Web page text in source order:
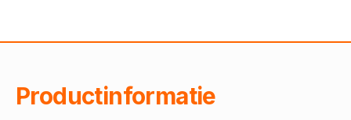
Productinformatie